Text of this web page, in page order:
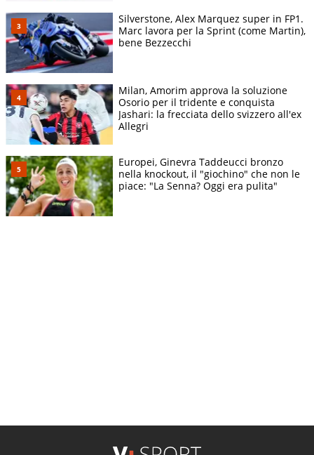
Silverstone, Alex Marquez super in FP1.
Marc lavora per la Sprint (come Martin),
bene Bezzecchi
Milan, Amorim approva la soluzione
Osorio per il tridente e conquista
Jashari: la frecciata dello svizzero all'ex
Allegri
Europei, Ginevra Taddeucci bronzo
nella knockout, il "giochino" che non le
piace: "La Senna? Oggi era pulita"